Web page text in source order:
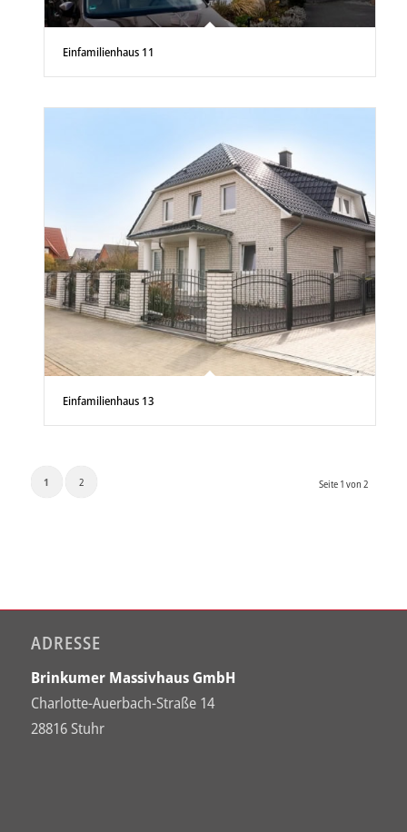
Einfamilienhaus 11
Einfamilienhaus 13
Seite 1 von 2
1 2
ADRESSE
Brinkumer Massivhaus GmbH
Charlotte-Auerbach-Straße 14
28816 Stuhr